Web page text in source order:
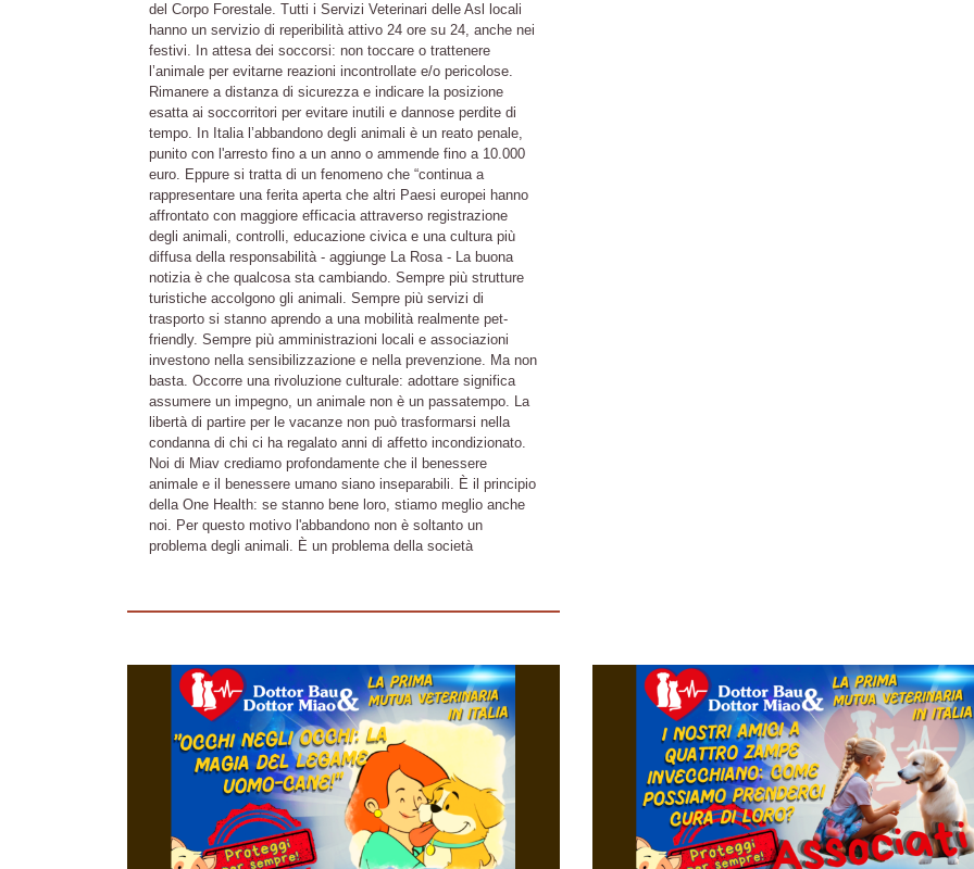
del Corpo Forestale. Tutti i Servizi Veterinari delle Asl locali
hanno un servizio di reperibilità attivo 24 ore su 24, anche nei
festivi. In attesa dei soccorsi: non toccare o trattenere
l’animale per evitarne reazioni incontrollate e/o pericolose.
Rimanere a distanza di sicurezza e indicare la posizione
esatta ai soccorritori per evitare inutili e dannose perdite di
tempo. In Italia l’abbandono degli animali è un reato penale,
punito con l'arresto fino a un anno o ammende fino a 10.000
euro. Eppure si tratta di un fenomeno che “continua a
rappresentare una ferita aperta che altri Paesi europei hanno
affrontato con maggiore efficacia attraverso registrazione
degli animali, controlli, educazione civica e una cultura più
diffusa della responsabilità - aggiunge La Rosa - La buona
notizia è che qualcosa sta cambiando. Sempre più strutture
turistiche accolgono gli animali. Sempre più servizi di
trasporto si stanno aprendo a una mobilità realmente pet-
friendly. Sempre più amministrazioni locali e associazioni
investono nella sensibilizzazione e nella prevenzione. Ma non
basta. Occorre una rivoluzione culturale: adottare significa
assumere un impegno, un animale non è un passatempo. La
libertà di partire per le vacanze non può trasformarsi nella
condanna di chi ci ha regalato anni di affetto incondizionato.
Noi di Miav crediamo profondamente che il benessere
animale e il benessere umano siano inseparabili. È il principio
della One Health: se stanno bene loro, stiamo meglio anche
noi. Per questo motivo l'abbandono non è soltanto un
problema degli animali. È un problema della società